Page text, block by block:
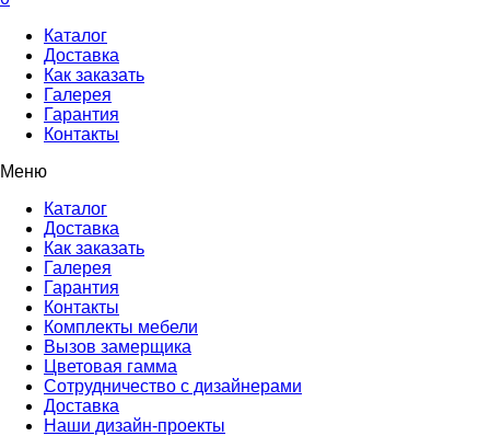
Каталог
Доставка
Как заказать
Галерея
Гарантия
Контакты
Меню
Каталог
Доставка
Как заказать
Галерея
Гарантия
Контакты
Комплекты мебели
Вызов замерщика
Цветовая гамма
Сотрудничество с дизайнерами
Доставка
Наши дизайн-проекты